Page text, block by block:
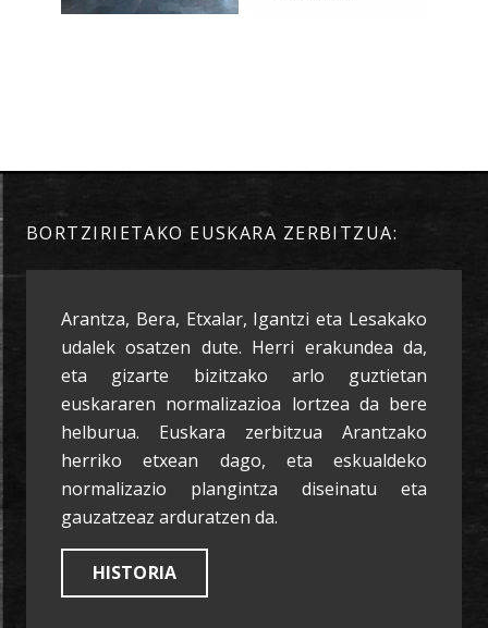
BORTZIRIETAKO EUSKARA ZERBITZUA:
Arantza, Bera, Etxalar, Igantzi eta Lesakako
udalek osatzen dute. Herri erakundea da,
eta gizarte bizitzako arlo guztietan
euskararen normalizazioa lortzea da bere
helburua. Euskara zerbitzua Arantzako
herriko etxean dago, eta eskualdeko
normalizazio plangintza diseinatu eta
gauzatzeaz arduratzen da.
HISTORIA